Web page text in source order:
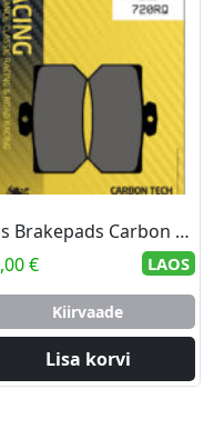
Sbs Brakepads Carbon Tech rear
€ LAOS
Kiirvaade
Lisa korvi